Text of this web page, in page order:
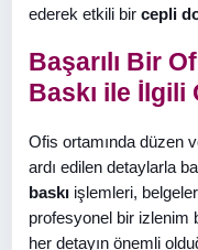
ederek etkili bir cepli
Başarılı Bir
Baskı ile İlgili
Ofis ortamında düzen
ardı edilen detaylarla
baskı işlemleri,
profesyonel bir izlenim
her detayın önemli